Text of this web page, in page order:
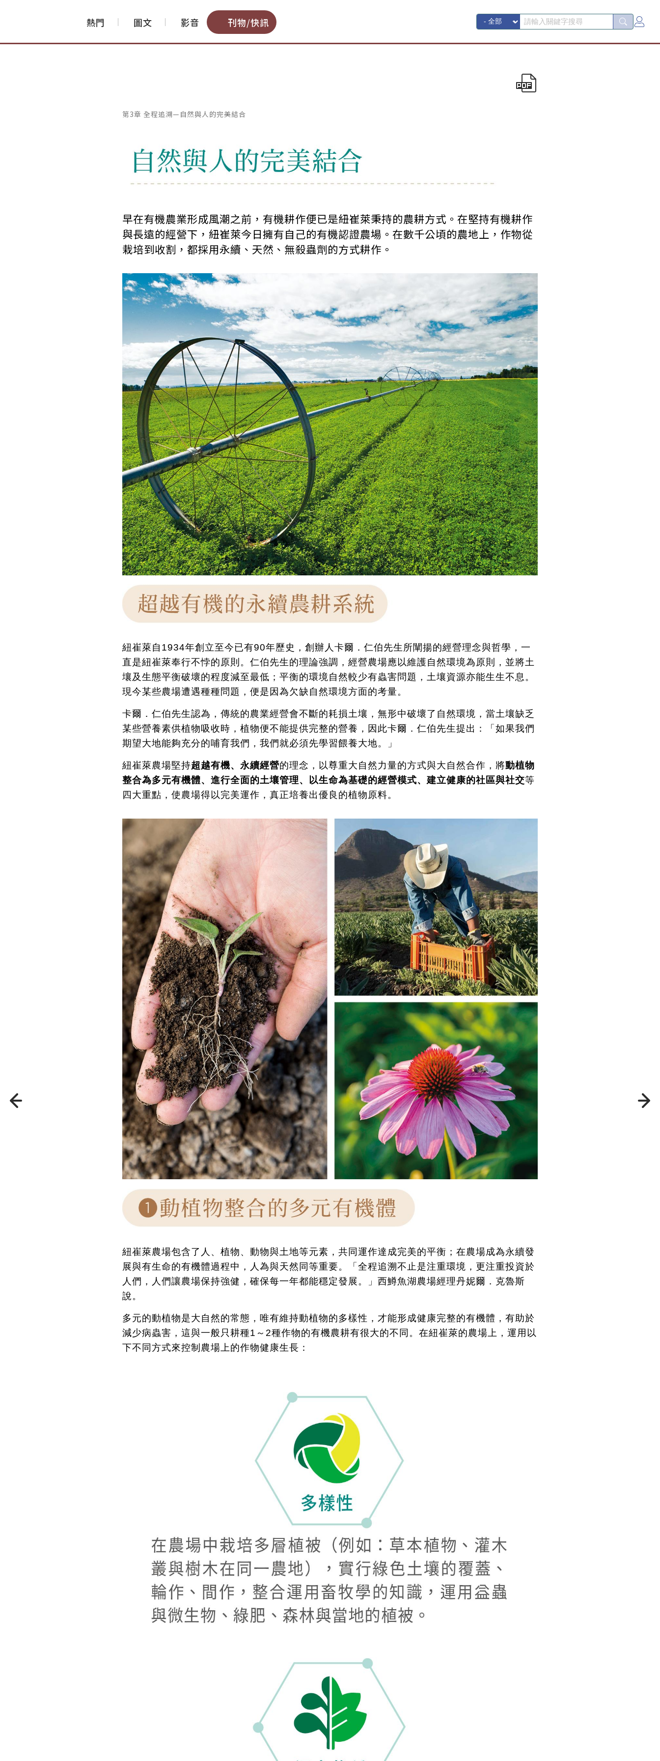
熱門 圖文 影音 刊物/快訊
第3章 全程追溯—自然與人的完美結合
早在有機農業形成風潮之前，有機耕作便已是紐崔萊秉持的農耕方式。在堅持有機耕作
與長遠的經營下，紐崔萊今日擁有自己的有機認證農場。在數千公頃的農地上，作物從
栽培到收割，都採用永續、天然、無殺蟲劑的方式耕作。
紐崔萊自 1934年創立至今已有90年歷史，創辦人卡爾．仁伯先生所闡揚的經營理念與哲學，一
直是紐崔萊奉行不悖的原則。仁伯先生的理論強調，經營農場應以維護自然環境為原則，並將土
壤及生態平衡破壞的程度減至最低；平衡的環境自然較少有蟲害問題，土壤資源亦能生生不息。
現今某些農場遭遇種種問題，便是因為欠缺自然環境方面的考量。
卡爾．仁伯先生認為，傳統的農業經營會不斷的耗損土壤，無形中破壞了自然環境，當土壤缺乏
某些營養素供植物吸收時，植物便不能提供完整的營養，因此卡爾．仁伯先生提出：「如果我們
期望大地能夠充分的哺育我們，我們就必須先學習餵養大地。」
紐崔萊農場堅持超越有機、永續經營的理念，以尊重大自然力量的方式與大自然合作，將動植物
整合為多元有機體、進行全面的土壤管理、以生命為基礎的經營模式、建立健康的社區與社交等
四大重點，使農場得以完美運作，真正培養出優良的植物原料。
紐崔萊農場包含了人、植物、動物與土地等元素，共同運作達成完美的平衡；在農場成為永續發
展與有生命的有機體過程中，人為與天然同等重要。「全程追溯不止是注重環境，更注重投資於
人們，人們讓農場保持強健，確保每一年都能穩定發展。」西鱒魚湖農場經理丹妮爾．克魯斯
說。
多元的動植物是大自然的常態，唯有維持動植物的多樣性，才能形成健康完整的有機體，有助於
減少病蟲害，這與一般只耕種1 ～ 2種作物的有機農耕有很大的不同。在紐崔萊的農場上，運用以
下不同方式來控制農場上的作物健康生長：